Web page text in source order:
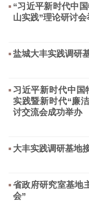
党建要
紫金人
新时代公民素养
科研创新
服务管理平台
统计分析
“习近平新时代中
山实践”理论研讨会
盐城大丰实践调研
习近平新时代中国
实践暨新时代“廉
讨交流会成功举办
大丰实践调研基地
省政府研究室基地
会”